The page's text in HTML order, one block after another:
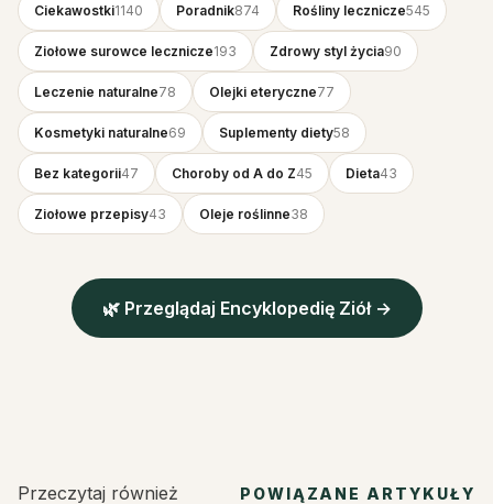
Ciekawostki1140 Poradnik874 Rośliny lecznicze545
Ziołowe surowce lecznicze193 Zdrowy styl życia90
Leczenie naturalne78 Olejki eteryczne77
Kosmetyki naturalne69 Suplementy diety58
Bez kategorii47 Choroby od A do Z45 Dieta43
Ziołowe przepisy43 Oleje roślinne38
🌿 Przeglądaj Encyklopedię Ziół →
Przeczytaj również POWIĄZANE ARTYKUŁY